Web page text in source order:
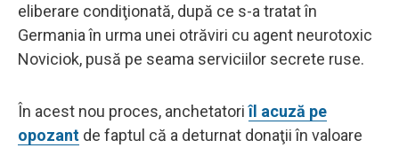
eliberare condiţionată, după ce s-a tratat în
Germania în urma unei otrăviri cu agent neurotoxic
Noviciok, pusă pe seama serviciilor secrete ruse.
În acest nou proces, anchetatoriîl acuză pe
opozant de faptul că a deturnat donaţii în valoare